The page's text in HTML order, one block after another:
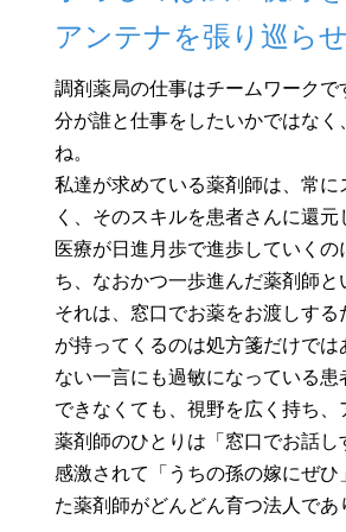
アンテナを張り巡ら
調剤薬局の仕事はチームワーク
分が誰と仕事をしたいかではな
ね。
私達が求めている薬剤師は、常
く、そのスキルを患者さんに還
医療が日進月歩で進歩していく
ち、なおかつ一歩進んだ薬剤師
それは、窓口でお薬をお渡しす
が持ってくるのは処方箋だけで
ない一言にも過敏になっている
できなくても、視野を広く持ち
薬剤師のひとりは「窓口でお話
感激されて「うちの孫の嫁にぜ
た薬剤師がどんどん育つ法人で